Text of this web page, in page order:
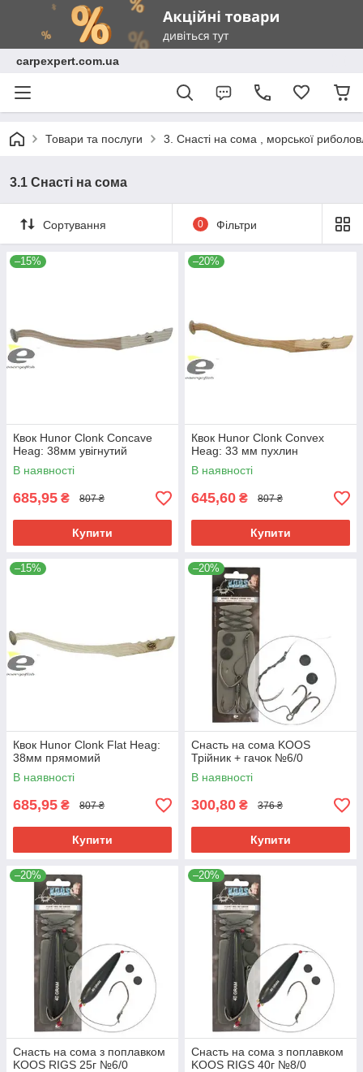
carpexpert.com.ua
Товари та послуги 3. Снасті на сома , морської
3.1 Снасті на сома
Сортування 0 Фільтри
–15%
Квок Hunor Clonk Concave
Heag: 38мм увігнутий
В наявності
685,95 ₴ 807 ₴
Купити
–20%
Квок Hunor Clonk Convex
Heag: 33 мм пухлин
В наявності
645,60 ₴ 807 ₴
Купити
–15%
Квок Hunor Clonk Flat Heag:
38мм прямомий
В наявності
685,95 ₴ 807 ₴
Купити
–20%
Снасть на сома KOOS
Трійник + гачок №6/0
В наявності
300,80 ₴ 376 ₴
Купити
–20%
Снасть на сома з поплавком
KOOS RIGS 25г №6/0
–20%
Снасть на сома з поплавком
KOOS RIGS 40г №8/0